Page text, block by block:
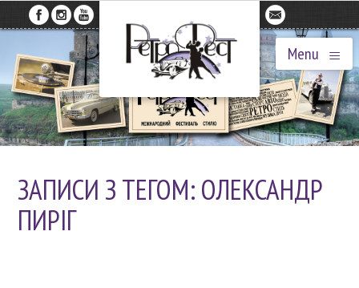
Menu ≡
ЗАПИСИ З ТЕГОМ: ОЛЕКСАНДР
ПИРІГ